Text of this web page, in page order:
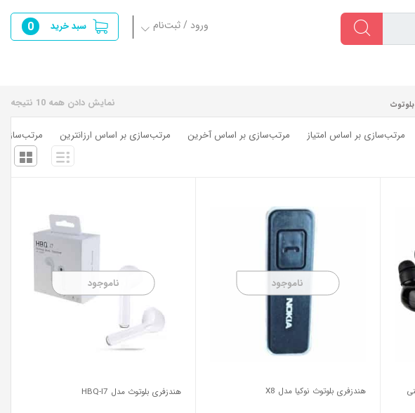
سبد خرید 0 ورود / ثبت‌نام
بلوتوث نمایش دادن همه 10 نتیجه
مرتب‌سازی بر اساس امتیاز مرتب‌سازی بر اساس آخرین مرتب‌سازی بر اساس ارزانترین مرتب‌سازی
ناموجود
هندزفری بلوتوث نوکیا مدل X8
ناموجود
هندزفری بلوتوث مدل HBQ-I7